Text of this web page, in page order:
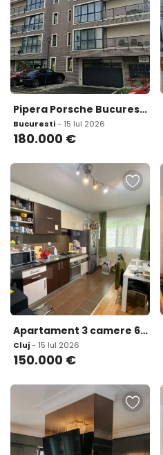
Pipera Porsche Bucuresti Nord
Bucuresti- 15 Iul 2026
180.000 €
Apartament 3 camere 62 mp parcare Zona Mega Image
Cluj- 15 Iul 2026
150.000 €